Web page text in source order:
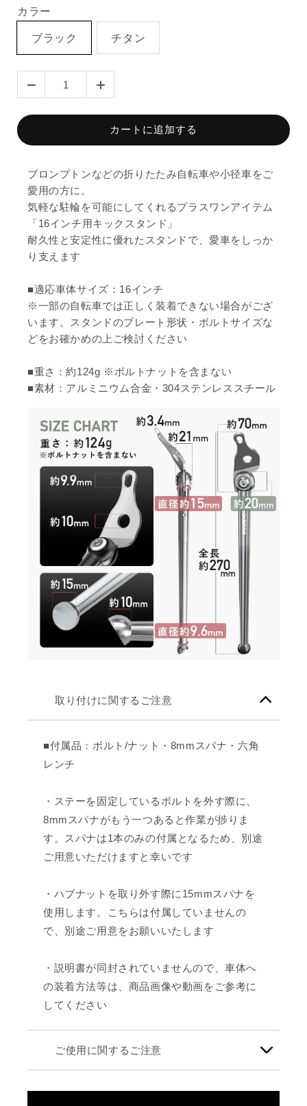
カラー
ブラック チタン
カートに追加する
ブロンプトンなどの折りたたみ自転車や小径車をご
愛用の方に。
気軽な駐輪を可能にしてくれるプラスワンアイテム
「16インチ用キックスタンド」
耐久性と安定性に優れたスタンドで、愛車をしっか
り支えます
■適応車体サイズ：16インチ
※一部の自転車では正しく装着できない場合がござ
います。スタンドのプレート形状・ボルトサイズな
どをお確かめの上ご検討ください
■重さ：約124g ※ボルトナットを含まない
■素材：アルミニウム合金・304ステンレススチール
取り付けに関するご注意
■付属品：ボルト/ナット・8mmスパナ・六角
レンチ
・ステーを固定しているボルトを外す際に、
8mmスパナがもう一つあると作業が捗りま
す。スパナは1本のみの付属となるため、別途
ご用意いただけますと幸いです
・ハブナットを取り外す際に15mmスパナを
使用します。こちらは付属していませんの
で、別途ご用意をお願いいたします
・説明書が同封されていませんので、車体へ
の装着方法等は、商品画像や動画をご参考に
してください
ご使用に関するご注意